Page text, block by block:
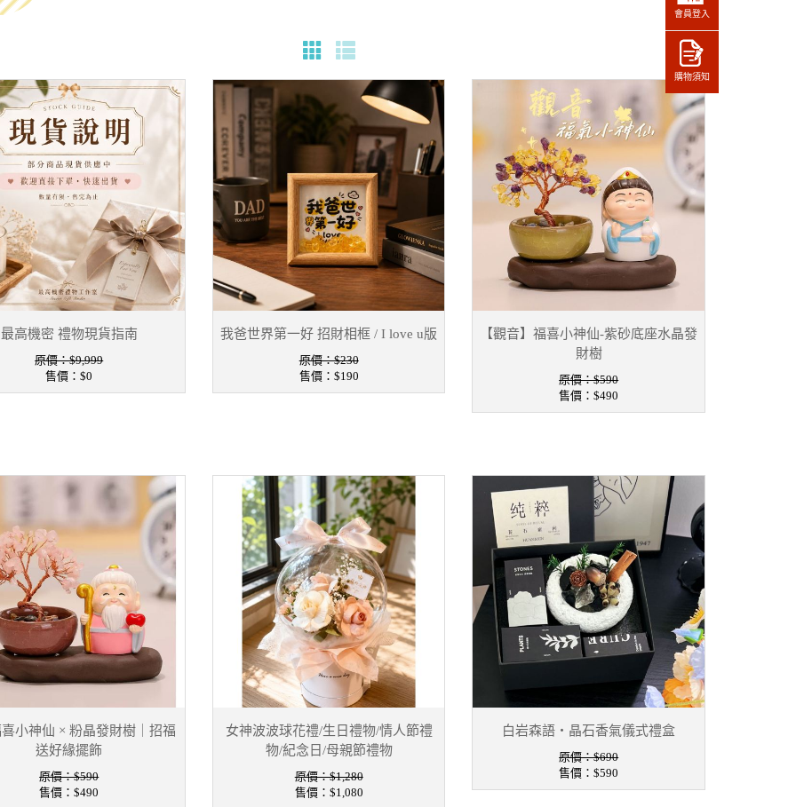
最高機密 禮物現貨指南
原價：$9,999
售價：$0
我爸世界第一好 招財相框 / I love u版
原價：$230
售價： $190
【觀音】福喜小神仙-紫砂底座水晶發
財樹
原價：$590
售價：$490
小神仙 × 粉晶發財樹｜招福
送好緣擺飾
原價：$590
售價：$490
女神波波球花禮/生日禮物/情人節禮
物/紀念日/母親節禮物
原價：$1,280
售價： $1,080
白岩森語・晶石香氣儀式禮盒
原價：$690
售價：$590
會員登入
購物須知